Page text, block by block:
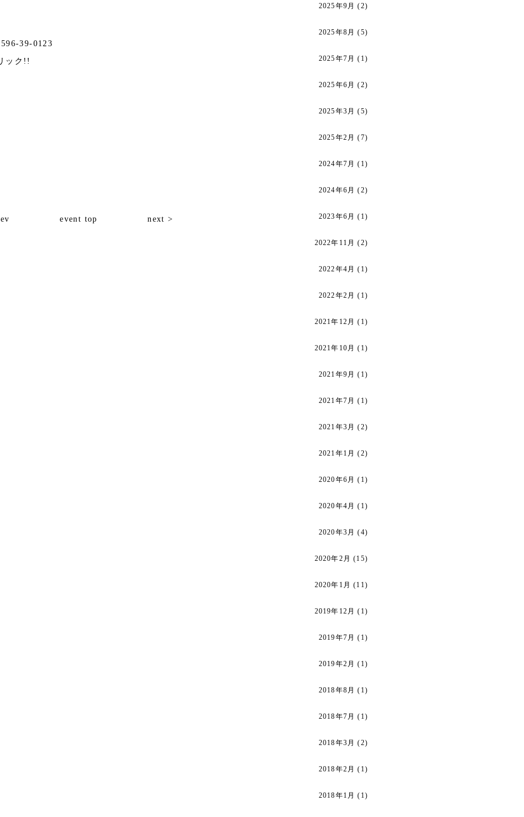
39-0123
ック!!
event top next >
2025年9月 (2)
2025年8月 (5)
2025年7月 (1)
2025年6月 (2)
2025年3月 (5)
2025年2月 (7)
2024年7月 (1)
2024年6月 (2)
2023年6月 (1)
2022年11月 (2)
2022年4月 (1)
2022年2月 (1)
2021年12月 (1)
2021年10月 (1)
2021年9月 (1)
2021年7月 (1)
2021年3月 (2)
2021年1月 (2)
2020年6月 (1)
2020年4月 (1)
2020年3月 (4)
2020年2月 (15)
2020年1月 (11)
2019年12月 (1)
2019年7月 (1)
2019年2月 (1)
2018年8月 (1)
2018年7月 (1)
2018年3月 (2)
2018年2月 (1)
2018年1月 (1)